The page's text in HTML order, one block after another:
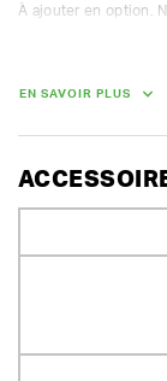
À ajouter en option.
pièces.
Classe 4 (300 kg/
EN SAVOIR PLUS